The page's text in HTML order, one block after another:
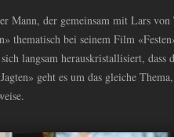
Mann, der gemeinsam mit Lars
thematisch bei seinem Film
langsam herauskristallisiert, dass
geht es um das gleiche